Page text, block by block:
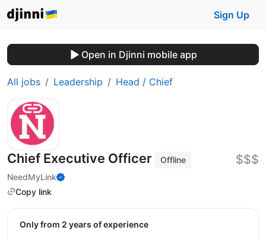
Sign Up
Open in Djinni mobile app
All jobs Leadership Head / Chief
Chief Executive Officer
Offline
NeedMyLink
Copy link
$$$
Only from 2 years of experience